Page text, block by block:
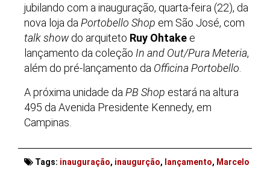
jubilando com a inauguração, quarta-feira (22), da
nova loja da Portobello Shop em São José, com
talk showdo arquiteto Ruy Ohtake e
lançamento da coleção In and Out/Pura Meteria,
além do pré-lançamento da Officina Portobello
A próxima unidade da PB Shop estará na altura
495 da Avenida Presidente Kennedy, em
Campinas.
Tags: inauguração, inaugurção, lançamento, Marcelo